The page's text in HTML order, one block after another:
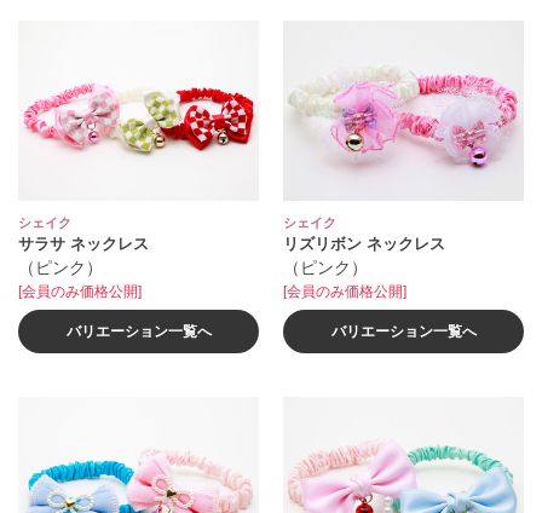
シェイク
サラサ ネックレス
（ピンク）
[会員のみ価格公開]
バリエーション一覧へ
シェイク
リズリボン ネックレス
（ピンク）
[会員のみ価格公開]
バリエーション一覧へ